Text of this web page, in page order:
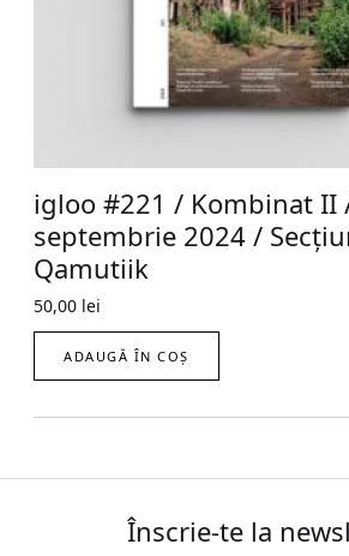
igloo #221 / Kombinat II
septembrie 2024 /
Qamutiik
50,00 lei
ADAUGĂ ÎN COȘ
Înscrie-te la